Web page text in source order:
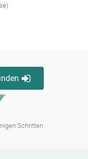
Schritten